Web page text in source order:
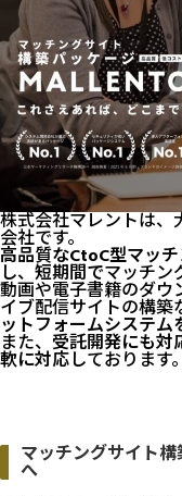
株式会社マレントは、
会社です。
高品質なCtoC型マッ
し、 短期間でマッチン
動画や電子書籍のダウ
イブ配信サイトの構築
ットフォームシステム
また、 受託開発にも対
軟に対応しております。
マッチングサイト
へ